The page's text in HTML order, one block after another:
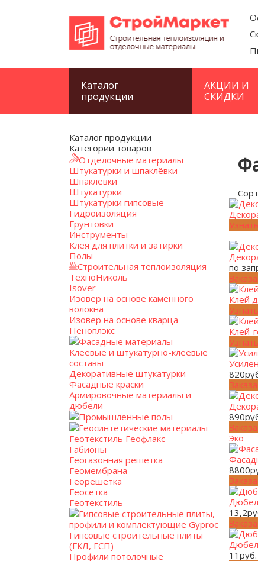
Каталог
продукции
АКЦИИ И
СКИДКИ
Каталог продукции
Категории товаров
Отделочные материалы
Штукатурки и шпаклёвки
Шпаклёвки
Штукатурки
Штукатурки гипсовые
Гидроизоляция
Грунтовки
Инструменты
Клея для плитки и затирки
Полы
Строительная теплоизоляция
ТехноНиколь
Isover
Изовер на основе каменного
волокна
Изовер на основе кварца
Пеноплэкс
Фасадные материалы
Клеевые и штукатурно-клеевые
составы
Декоративные штукатурки
Фасадные краски
Армировочные материалы и
дюбели
Промышленные полы
Геосинтетические материалы
Геотекстиль Геофлакс
Габионы
Геогазонная решетка
Геомембрана
Георешетка
Геосетка
Геотекстиль
Гипсовые строительные плиты,
профили и комплектующие Gyproc
Гипсовые строительные плиты
(ГКЛ, ГСП)
Профили потолочные
по
Клей
Клей-
820
890
Эко
8800
13,2
11 руб.